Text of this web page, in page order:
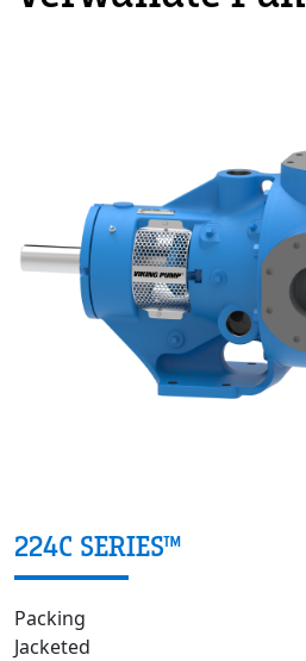
224C SERIES™
Packing
Jacketed